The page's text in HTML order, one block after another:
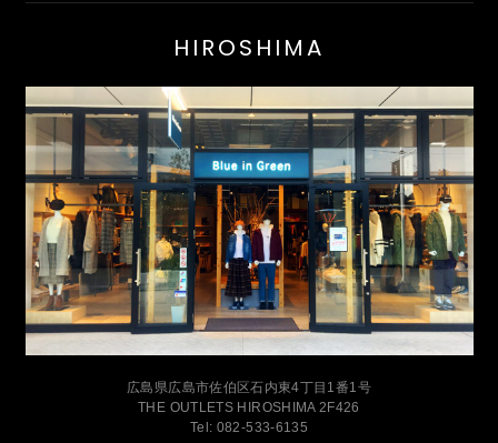
HIROSHIMA
広島県広島市佐伯区石内東4丁目1番1号
THE OUTLETS HIROSHIMA 2F426
Tel: 082-533-6135